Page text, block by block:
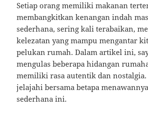
Setiap orang memiliki makanan
membangkitkan kenangan indah
sederhana, sering kali terabaikan,
kelezatan yang mampu mengantar
pelukan rumah. Dalam artikel ini,
mengulas beberapa hidangan
memiliki rasa autentik dan
jelajahi bersama betapa
sederhana ini.